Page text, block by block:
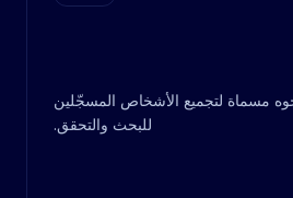
مسماة لتجميع الأشخاص المسجّلين
للبحث والتحقق.